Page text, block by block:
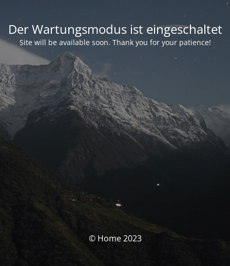
Der Wartungsmodus ist eingeschaltet
Site will be available soon. Thank you for your patience!
© Home 2023